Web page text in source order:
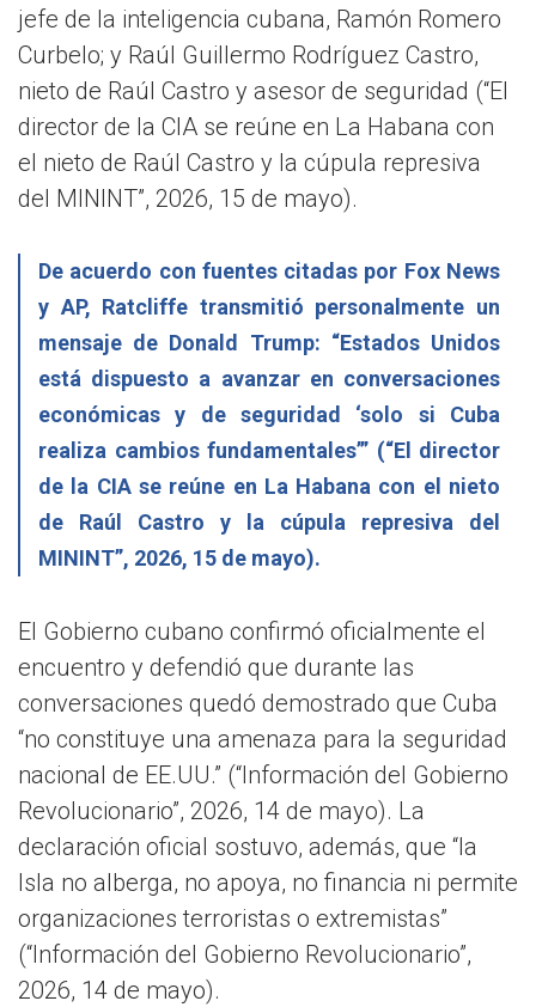
jefe de la inteligencia cubana, Ramón Romero
Curbelo; y Raúl Guillermo Rodríguez Castro,
nieto de Raúl Castro y asesor de seguridad (“El
director de la CIA se reúne en La Habana con
el nieto de Raúl Castro y la cúpula represiva
del MININT”, 2026, 15 de mayo).
De acuerdo con fuentes citadas por Fox News
y AP, Ratcliffe transmitió personalmente un
mensaje de Donald Trump: “Estados Unidos
está dispuesto a avanzar en conversaciones
económicas y de seguridad ‘solo si Cuba
realiza cambios fundamentales’” (“El director
de la CIA se reúne en La Habana con el nieto
de Raúl Castro y la cúpula represiva del
MININT”, 2026, 15 de mayo).
El Gobierno cubano confirmó oficialmente el
encuentro y defendió que durante las
conversaciones quedó demostrado que Cuba
“no constituye una amenaza para la seguridad
nacional de EE.UU.” (“Información del Gobierno
Revolucionario”, 2026, 14 de mayo). La
declaración oficial sostuvo, además, que “la
Isla no alberga, no apoya, no financia ni permite
organizaciones terroristas o extremistas”
(“Información del Gobierno Revolucionario”,
2026, 14 de mayo).